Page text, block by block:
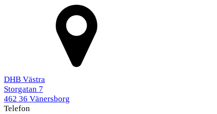
DHB Västra
Storgatan 7
462 36 Vänersborg
Telefon